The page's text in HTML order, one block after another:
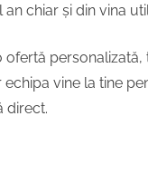
chiar și din vina
ofertă
echipa vine la tine
direct.